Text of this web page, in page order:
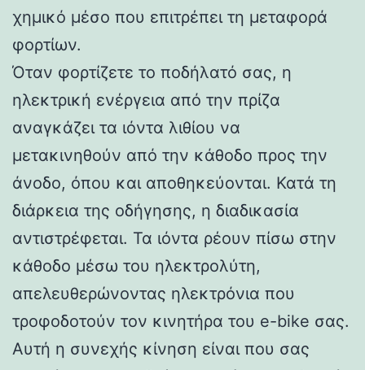
χημικό μέσο που επιτρέπει τη μεταφορά
φορτίων.
Όταν φορτίζετε το ποδήλατό σας, η
ηλεκτρική ενέργεια από την πρίζα
αναγκάζει τα ιόντα λιθίου να
μετακινηθούν από την κάθοδο προς την
άνοδο, όπου και αποθηκεύονται. Κατά τη
διάρκεια της οδήγησης, η διαδικασία
αντιστρέφεται. Τα ιόντα ρέουν πίσω στην
κάθοδο μέσω του ηλεκτρολύτη,
απελευθερώνοντας ηλεκτρόνια που
τροφοδοτούν τον κινητήρα του e-bike σας.
Αυτή η συνεχής κίνηση είναι που σας